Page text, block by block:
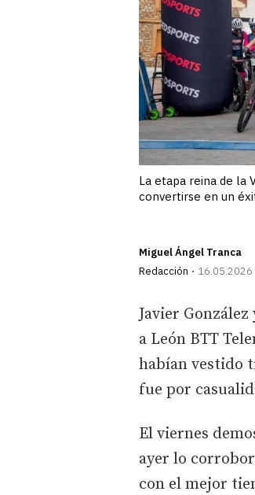
La etapa reina de la
convertirse en un
Miguel Ángel Tranca
Redacción
16.05.2026
Javier
a León BTT
habían vestido
fue por
El viernes
ayer lo
con el mejor